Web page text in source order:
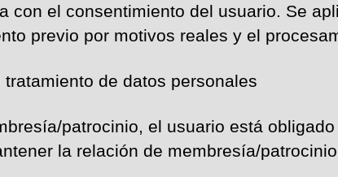
con el consentimiento del usuario. Se
previo por motivos reales y el
de datos personales
patrocinio, el usuario está
la relación de membresía/